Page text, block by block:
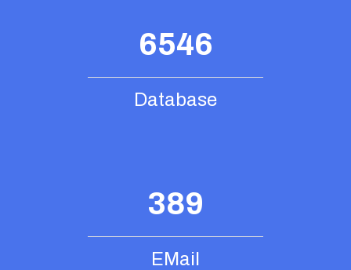
6546
Database
389
EMail